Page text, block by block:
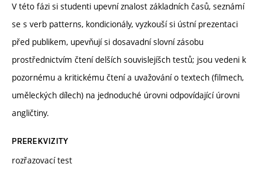
V této fázi si studenti upevní znalost základních časů, seznámí
se s verb patterns, kondicionály, vyzkouší si ústní prezentaci
před publikem, upevňují si dosavadní slovní zásobu
prostřednictvím čtení delších souvislejíšch testů; jsou vedeni k
pozornému a kritickému čtení a uvažování o textech (filmech,
uměleckých dílech) na jednoduché úrovni odpovídající úrovni
angličtiny.
PREREKVIZITY
rozřazovací test